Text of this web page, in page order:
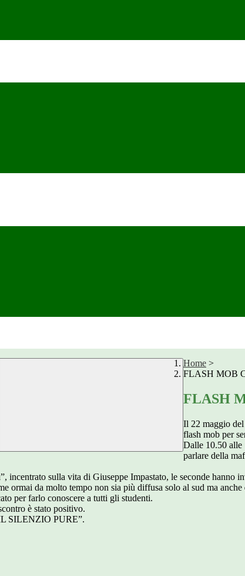
Home >
FLASH MOB
FLASH
Il 22 maggio
flash mob per
Dalle 10.50 alle
parlare della
incentrato sulla vita di Giuseppe Impastato, le seconde hanno
ormai da molto tempo non sia più diffusa solo al sud ma anche
per farlo conoscere a tutti gli studenti.
è stato positivo.
SILENZIO PURE”.